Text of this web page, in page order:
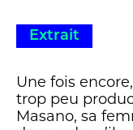
Échos,
d’un
une extrême
reproduction
de la lecture,
Extrait
Une fois
trop peu
Masano, sa